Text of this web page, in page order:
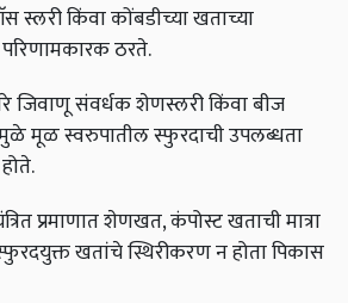
स्लरी किंवा कोंबडीच्या खताच्या
ठरते.
जिवाणू संवर्धक शेणस्लरी किंवा बीज
मूळ स्वरुपातील स्फुरदाची उपलब्धता
प्रमाणात शेणखत, कंपोस्ट खताची मात्रा
खतांचे स्थिरीकरण न होता पिकास